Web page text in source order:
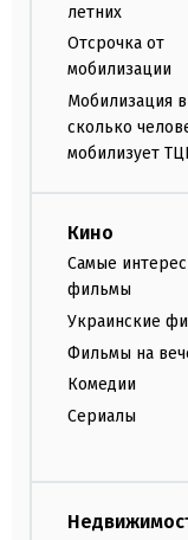
летних
Отсрочка от
мобилизации
Мобилизация
сколько
мобилизует
Кино
Самые
фильмы
Украинские
Фильмы на
Комедии
Сериалы